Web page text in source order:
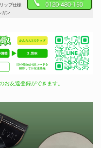
ップ仕様
ガン
お友達登録ができます。